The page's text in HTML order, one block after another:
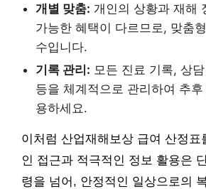
개별 맞춤: 개인의 상황과 재해
가능한 혜택이 다르므로, 맞춤
수입니다.
기록 관리: 모든 진료 기록, 상
등을 체계적으로 관리하여 추
용하세요.
이처럼 산업재해보상 급여 산정표
인 접근과 적극적인 정보 활용은
령을 넘어, 안정적인 일상으로의